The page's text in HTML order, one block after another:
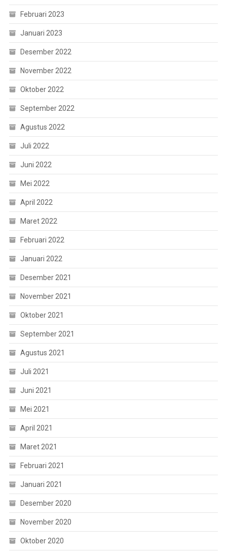
Februari 2023
Januari 2023
Desember 2022
November 2022
Oktober 2022
September 2022
Agustus 2022
Juli 2022
Juni 2022
Mei 2022
April 2022
Maret 2022
Februari 2022
Januari 2022
Desember 2021
November 2021
Oktober 2021
September 2021
Agustus 2021
Juli 2021
Juni 2021
Mei 2021
April 2021
Maret 2021
Februari 2021
Januari 2021
Desember 2020
November 2020
Oktober 2020